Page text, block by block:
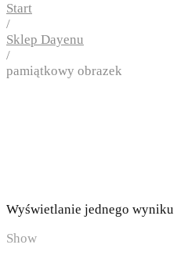
Start
/
Sklep Dayenu
/
pamiątkowy obrazek
Wyświetlanie jednego wyniku
Show